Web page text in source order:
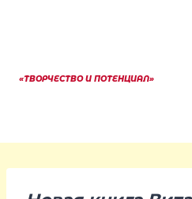
«ТВОРЧЕСТВО И ПОТЕНЦИАЛ»